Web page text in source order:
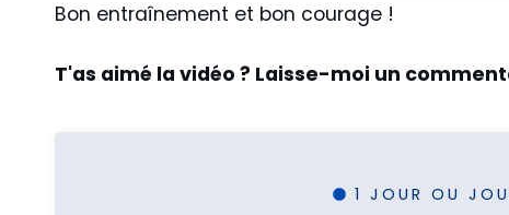
Bon entraînement et bon courage !
T'as aimé la vidéo ? Laisse-moi un
1 JOUR OU